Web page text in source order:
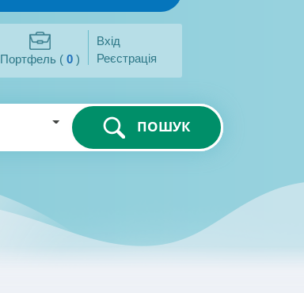
Портфель ( 0 )
Вхід
Реєстрація
ПОШУК